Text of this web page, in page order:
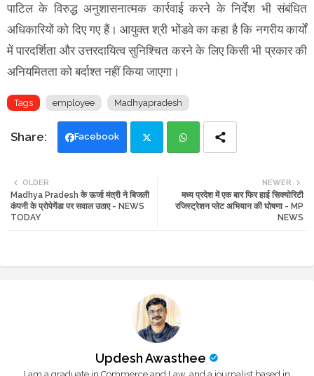
पाटिल के विरुद्ध अनुशासनात्मक कार्रवाई करने के निर्देश भी संबंधित
अधिकारियों को दिए गए हैं। आयुक्त श्री भोंडवे का कहा है कि नगरीय कार्यों
में पारदर्शिता और उत्तरदायित्व सुनिश्चित करने के लिए किसी भी प्रकार की
अनियमितता को बर्दाश्त नहीं किया जाएगा।
Tags employee Madhyapradesh
Facebook
tte ats
NEWER
मध्य प्रदेश में एक बार फिर हाई सिक्योरिटी
रजिस्ट्रेशन प्लेट अभियान की घोषणा - MP
NEWS
OLDER
Madhya Pradesh के ऊर्जा मंत्री ने बिजली
कंपनी के प्रोपेगेंडा पर सवाल उठाए - NEWS
TODAY
Updesh Awasthee